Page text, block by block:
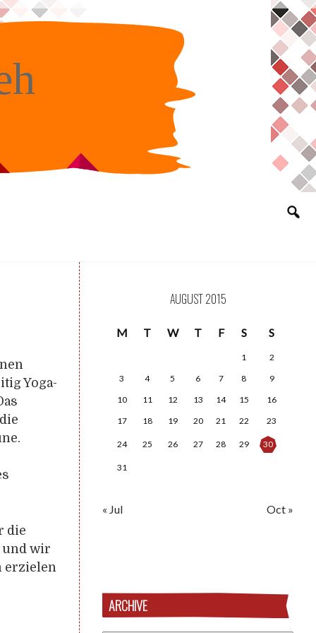
Yoga-
die
und wir
erzielen
AUGUST 2015
M T W T F S S
1
2
3
4 5 6 7 8
9
10
11 12 13 14 15
16
17
18 19 20 21 22 23
24 25 26 27 28 29 30
31
« Jul Oct »
ARCHIVE